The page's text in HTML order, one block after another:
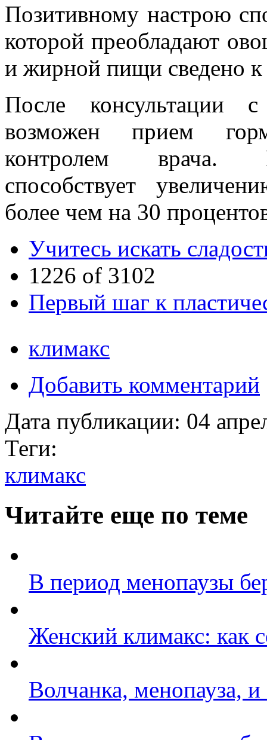
Позитивному настрою
которой преобладают
и жирной пищи сведено
После консультации с
возможен прием
контролем врача.
способствует
более чем на 30
Учитесь искать
1226 of 3102
Первый шаг к
климакс
Добавить комментарий
Дата публикации: 04
Теги:
климакс
Читайте еще по теме
В период менопаузы
Женский климакс: как
Волчанка, менопауза, и